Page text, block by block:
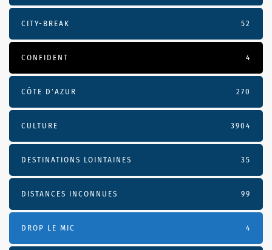
CITY-BREAK 52
CONFIDENT 4
CÔTE D’AZUR 270
CULTURE 3904
DESTINATIONS LOINTAINES 35
DISTANCES INCONNUES 99
DROP LE MIC 4